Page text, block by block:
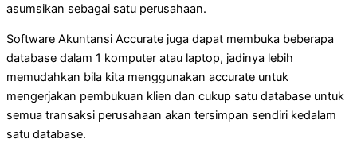
asumsikan sebagai satu perusahaan.
Software Akuntansi Accurate juga dapat membuka beberapa
database dalam 1 komputer atau laptop, jadinya lebih
memudahkan bila kita menggunakan accurate untuk
mengerjakan pembukuan klien dan cukup satu database untuk
semua transaksi perusahaan akan tersimpan sendiri kedalam
satu database.